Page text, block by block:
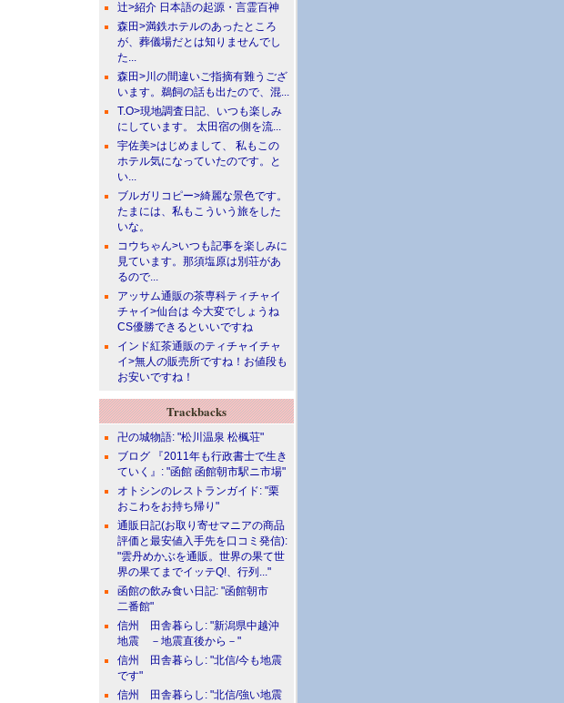
辻>紹介 日本語の起源・言霊百神
森田>満鉄ホテルのあったところ
が、葬儀場だとは知りませんでし
た...
森田>川の間違いご指摘有難うござ
います。鵜飼の話も出たので、混...
T.O>現地調査日記、いつも楽しみ
にしています。 太田宿の側を流...
宇佐美>はじめまして、 私もこの
ホテル気になっていたのです。と
い...
ブルガリコピー>綺麗な景色です。
たまには、私もこういう旅をした
いな。
コウちゃん>いつも記事を楽しみに
見ています。那須塩原は別荘があ
るので...
アッサム通販の茶専科ティチャイ
チャイ>仙台は 今大変でしょうね
CS優勝できるといいですね
インド紅茶通販のティチャイチャ
イ>無人の販売所ですね！お値段も
お安いですね！
Trackbacks
卍の城物語: "松川温泉 松楓荘"
ブログ 『2011年も行政書士で生き
ていく』: "函館 函館朝市駅ニ市場"
オトシンのレストランガイド: "栗
おこわをお持ち帰り"
通販日記(お取り寄せマニアの商品
評価と最安値入手先を口コミ発信):
"雲丹めかぶを通販。世界の果て世
界の果てまでイッテQ!、行列..."
函館の飲み食い日記: "函館朝市
二番館"
信州 田舎暮らし: "新潟県中越沖
地震 －地震直後から－"
信州 田舎暮らし: "北信/今も地震
です"
信州 田舎暮らし: "北信/強い地震